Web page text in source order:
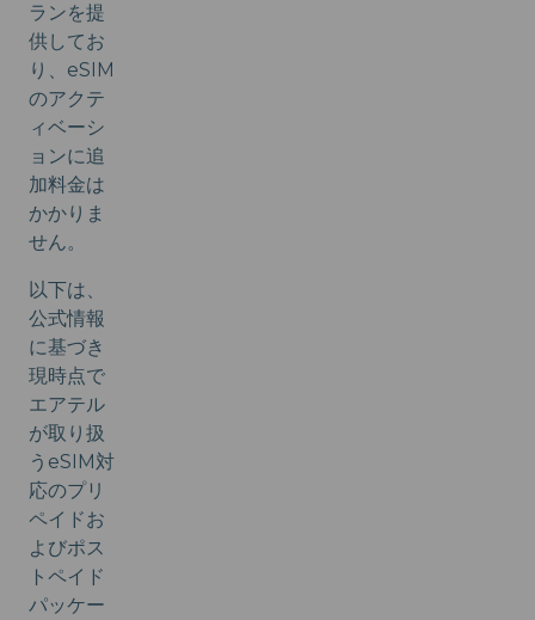
ランを提
供してお
り、eSIM
のアクテ
ィベーシ
ョンに追
加料金は
かかりま
せん。
以下は、
公式情報
に基づき
現時点で
エアテル
が取り扱
うeSIM対
応のプリ
ペイドお
よびポス
トペイド
パッケー